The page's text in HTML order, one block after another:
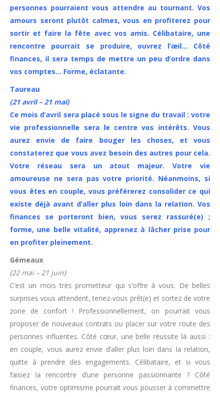
personnes pourraient vous attendre au tournant. Vos
amours seront plutôt calmes, vous en profiterez pour
sortir et faire la fête avec vos amis. Célibataire, une
rencontre pourrait se produire, ouvrez l’œil… Côté
finances, il sera temps de mettre un peu d’ordre dans
vos comptes… Forme, éclatante.
Taureau
(21 avril – 21 mai)
Ce mois d’avril sera placé sous le signe du travail : votre
vie professionnelle sera le centre vos intérêts. Vous
aurez envie de faire bouger les choses, et vous
constaterez que vous avez besoin des autres pour cela.
Votre réseau sera un atout majeur. Votre vie
amoureuse ne sera pas votre priorité. Néanmoins, si
vous êtes en couple, vous préférerez consolider ce qui
existe déjà avant d’aller plus loin dans la relation. Vos
finances se porteront bien, vous serez rassuré(e) ;
forme, une belle vitalité, apprenez à lâcher prise pour
en profiter pleinement.
Gémeaux
(22 mai – 21 juin)
C’est un mois très prometteur qui s’offre à vous. De belles
surprises vous attendent, tenez-vous prêt(e) et sortez de votre
zone de confort ! Professionnellement, on pourrait vous
proposer de nouveaux contrats ou placer sur votre route des
personnes influentes. Côté cœur, une belle réussite là aussi :
en couple, vous aurez envie d’aller plus loin dans la relation,
quitte à prendre des engagements. Célibataire, et si vous
faisiez la rencontre d’une personne passionnante ? Côté
finances, votre optimisme pourrait vous pousser à commettre